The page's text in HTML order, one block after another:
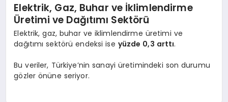
Elektrik, Gaz, Buhar ve İklimlendirme
Üretimi ve Dağıtımı Sektörü
Elektrik, gaz, buhar ve iklimlendirme üretimi ve
dağıtımı sektörü endeksi ise yüzde 0,3 arttı.
Bu veriler, Türkiye’nin sanayi üretimindeki son durumu
gözler önüne seriyor.